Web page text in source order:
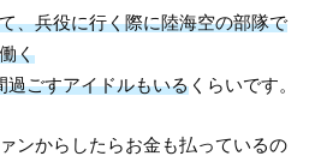
、兵役に行く際に陸海空の部隊で
く
過ごすアイドルもいる くらいです。
ンからしたらお金も払っているの